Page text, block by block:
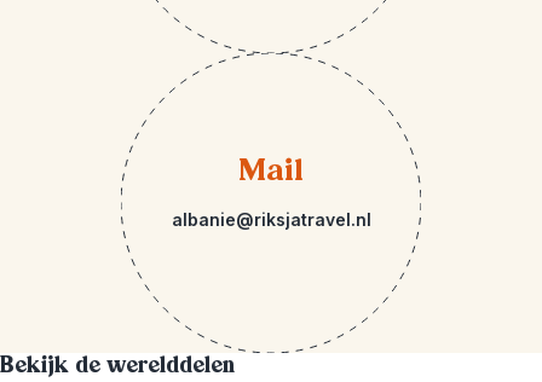
Mail
albanie@riksjatravel.nl
Bekijk de werelddelen